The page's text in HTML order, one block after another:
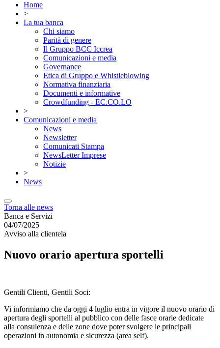
Home
>
La tua banca
Chi siamo
Parità di genere
Il Gruppo BCC Iccrea
Comunicazioni e media
Governance
Etica di Gruppo e Whistleblowing
Normativa finanziaria
Documenti e informative
Crowdfunding - EC.CO.LO
>
Comunicazioni e media
News
Newsletter
Comunicati Stampa
NewsLetter Imprese
Notizie
>
News
Torna alle news
Banca e Servizi
04/07/2025
Avviso alla clientela
Nuovo orario apertura sportelli
Gentili Clienti, Gentili Soci:
Vi informiamo che da oggi 4 luglio entra in vigore il nuovo orario di
apertura degli sportelli al pubblico con delle fasce orarie dedicate
alla consulenza e delle zone dove poter svolgere le principali
operazioni in autonomia e sicurezza (area self).